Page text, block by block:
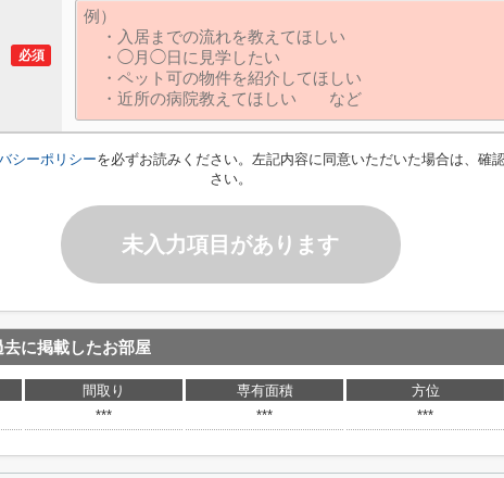
必須
シーポリシーを必ずお読みください。左記内容に同意いただいた場合は、確
さい。
未入力項目があります
去に掲載したお部屋
間取り 専有面積 方位
*** *** ***